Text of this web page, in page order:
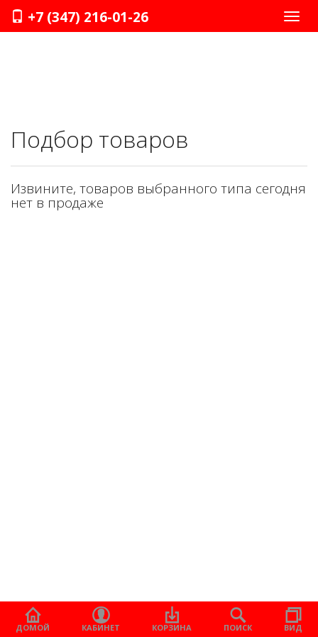
+7 (347) 216-01-26
Подбор товаров
Извините, товаров выбранного типа сегодня
нет в продаже
ДОМОЙ КАБИНЕТ КОРЗИНА ПОИСК ВИД